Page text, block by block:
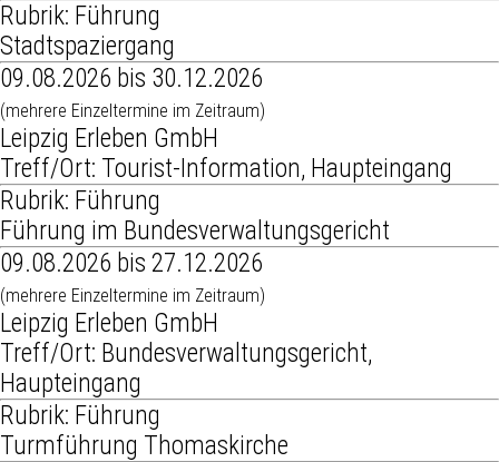
Rubrik: Führung
Stadtspaziergang
09.08.2026 bis 30.12.2026
(mehrere Einzeltermine im Zeitraum)
Leipzig Erleben GmbH
Treff/Ort: Tourist-Information, Haupteingang
Rubrik: Führung
Führung im Bundesverwaltungsgericht
09.08.2026 bis 27.12.2026
(mehrere Einzeltermine im Zeitraum)
Leipzig Erleben GmbH
Treff/Ort: Bundesverwaltungsgericht,
Haupteingang
Rubrik: Führung
Turmführung Thomaskirche